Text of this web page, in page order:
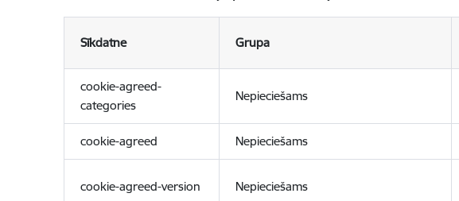
Sīkdatne Grupa
cookie-agreed-
categories
Nepieciešams
cookie-agreed Nepieciešams
cookie-agreed-version Nepieciešams